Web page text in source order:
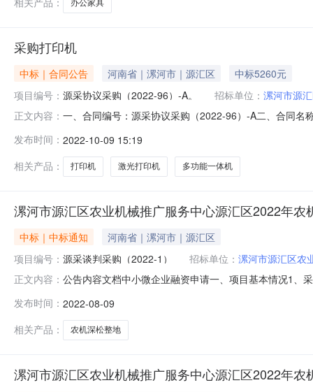
办公家具
采购打印机
中标｜合同公告 河南省｜漯河市｜源汇区
中标5260元
项目编号： 源采协议采购（2022-96）-A。 招标单位： 漯河市源
正文内容： 一、合同编号：源采协议采购（2022-96）-A二、合同
地址：漯河市源汇区人民路新天地步行街儿童城24幢1
发布时间： 2022-10-09 15:19
相关产品：
打印机 激光打印机 多功能一体机
漯河市源汇区农业机械推广服务中心源汇区2022年农
中标｜中标通知
河南省｜漯河市｜源汇区
项目编号： 源采谈判采购（2022-1） 招标单位： 漯河市源汇区农
正文内容： 公告内容文档中小微企业融资申请一、项目基本情况1、
承担源汇区辖区内农机深松整地作业补助任务的农机合
务
发布时间： 2022-08-09
相关产品：
农机深松整地
漯河市源汇区农业机械推广服务中心源汇区2022年农